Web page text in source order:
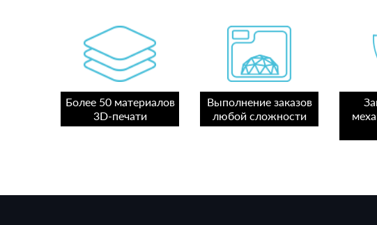
Более 50 материалов
3D-печати
Выполнение заказов
любой сложности